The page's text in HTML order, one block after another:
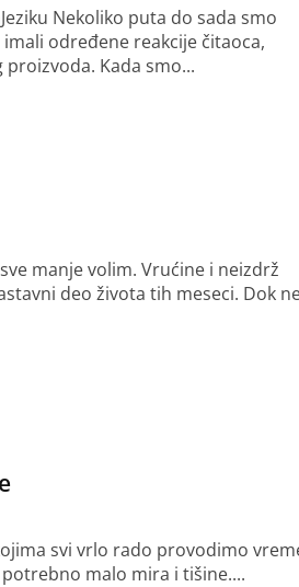
Nekoliko puta do sada smo
određene reakcije čitaoca,
Kada smo...
manje volim. Vrućine i neizdrž
deo života tih meseci. Dok
svi vrlo rado provodimo
malo mira i tišine....